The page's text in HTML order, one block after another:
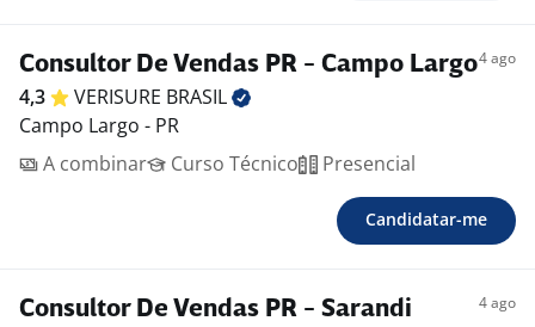
Consultor De Vendas PR - Campo Largo4 ago
4,3 VERISURE BRASIL
Campo Largo - PR
A combinar
Curso Técnico Presencial
Candidatar-me
Consultor De Vendas PR - Sarandi 4 ago